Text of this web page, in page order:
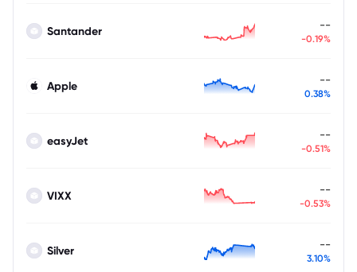
Santander --
-0.19%
Apple --
0.38%
easyJet --
-0.51%
VIXX --
-0.53%
Silver --
3.10%